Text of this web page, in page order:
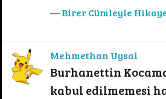
Birer Cümleyle
Mehmethan Uysal
Burhanettin
kabul edilmemesi